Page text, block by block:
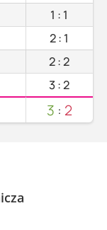
1 : 1
2: 1
2:2
3:2
3 : 2